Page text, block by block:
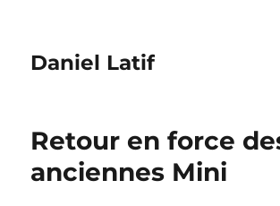
Daniel Latif
Retour en force
anciennes Mini